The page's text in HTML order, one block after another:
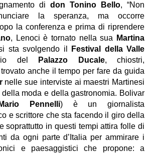
di don Tonino Bello, “Non
la speranza, ma occorre
la conferenza e prima di riprendere
, Lenoci è tornato nella sua
Martina
sta svolgendo il
Festival della Valle
del Palazzo Ducale, chiostri,
anche il tempo per fare da guida
nelle sue interviste ai maestri Martinesi
della moda e della gastronomia. Bolivar
Mario Pennelli) è un giornalista
e scrittore che sta facendo il giro della
soprattutto in questi tempi attira folle di
da ogni parte d’Italia per ammirare i
e paesaggistici che propone: a